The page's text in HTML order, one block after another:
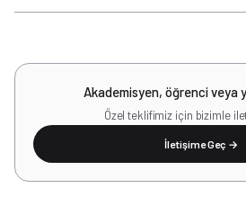
Akademisyen, öğrenci veya
Özel teklifimiz için bizimle
İletişime Geç →